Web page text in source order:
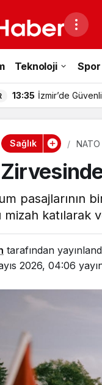
Teknoloji Spor
13:35 İzmir’de
Sağlık
pasajlarının
katılarak
tarafından
2026, 04:06